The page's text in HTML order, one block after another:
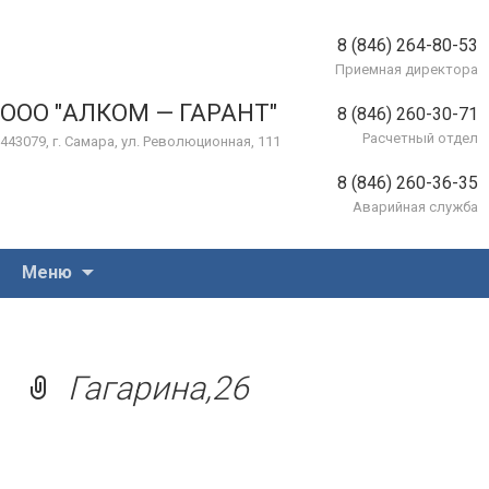
ООО "АЛКОМ — ГАРАНТ"
443079, г. Самара, ул. Революционная, 111
8 (846) 264-80-53
Приемная директора
8 (846) 260-30-71
Расчетный отдел
8 (846) 260-36-35
Аварийная служба
Меню
Гагарина,26